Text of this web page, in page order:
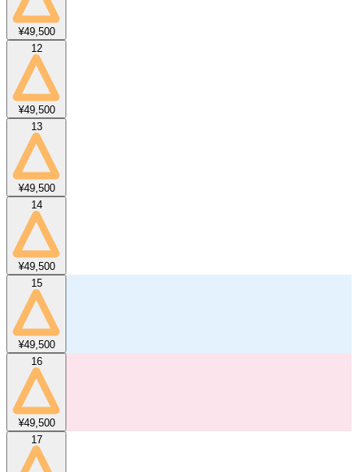
¥49,500
12
¥49,500
13
¥49,500
14
¥49,500
15
¥49,500
16
¥49,500
17